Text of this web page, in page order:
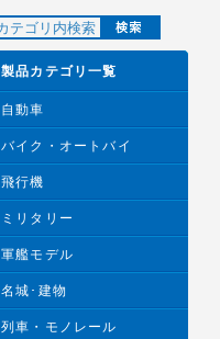
製品カテゴリ一覧
自動車
バイク・オートバイ
飛行機
ミリタリー
軍艦モデル
名城･建物
列車・モノレール